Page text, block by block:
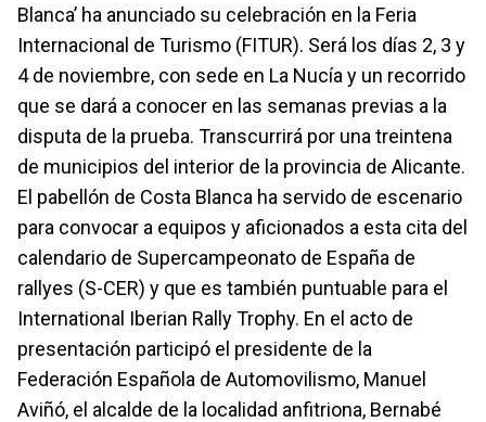
Blanca’ ha anunciado su celebración en la Feria
Internacional de Turismo (FITUR). Será los días 2, 3 y
4 de noviembre, con sede en La Nucía y un recorrido
que se dará a conocer en las semanas previas a la
disputa de la prueba. Transcurrirá por una treintena
de municipios del interior de la provincia de Alicante.
El pabellón de Costa Blanca ha servido de escenario
para convocar a equipos y aficionados a esta cita del
calendario de Supercampeonato de España de
rallyes (S-CER) y que es también puntuable para el
International Iberian Rally Trophy. En el acto de
presentación participó el presidente de la
Federación Española de Automovilismo, Manuel
Aviñó, el alcalde de la localidad anfitriona, Bernabé